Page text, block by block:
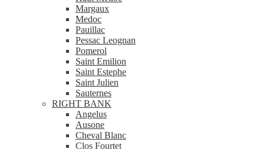
Margaux
Medoc
Pauillac
Pessac Leognan
Pomerol
Saint Emilion
Saint Estephe
Saint Julien
Sauternes
RIGHT BANK
Angelus
Ausone
Cheval Blanc
Clos Fourtet